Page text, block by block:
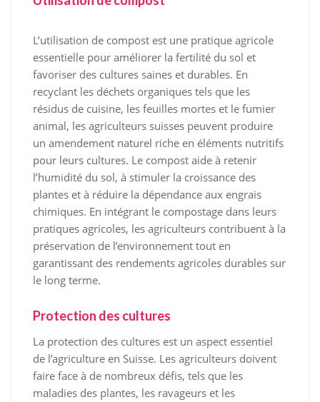
L’utilisation de compost est une pratique agricole
essentielle pour améliorer la fertilité du sol et
favoriser des cultures saines et durables. En
recyclant les déchets organiques tels que les
résidus de cuisine, les feuilles mortes et le fumier
animal, les agriculteurs suisses peuvent produire
un amendement naturel riche en éléments nutritifs
pour leurs cultures. Le compost aide à retenir
l’humidité du sol, à stimuler la croissance des
plantes et à réduire la dépendance aux engrais
chimiques. En intégrant le compostage dans leurs
pratiques agricoles, les agriculteurs contribuent à la
préservation de l’environnement tout en
garantissant des rendements agricoles durables sur
le long terme.
Protection des cultures
La protection des cultures est un aspect essentiel
de l’agriculture en Suisse. Les agriculteurs doivent
faire face à de nombreux défis, tels que les
maladies des plantes, les ravageurs et les